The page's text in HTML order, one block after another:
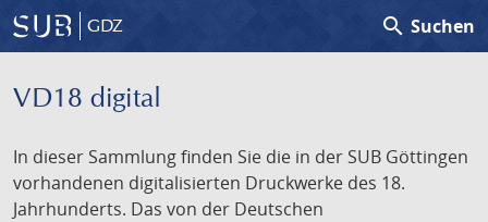
GDZ search Suchen
VD18 digital
In dieser Sammlung finden Sie die in der SUB Göttingen
vorhandenen digitalisierten Druckwerke des 18.
Jahrhunderts. Das von der Deutschen